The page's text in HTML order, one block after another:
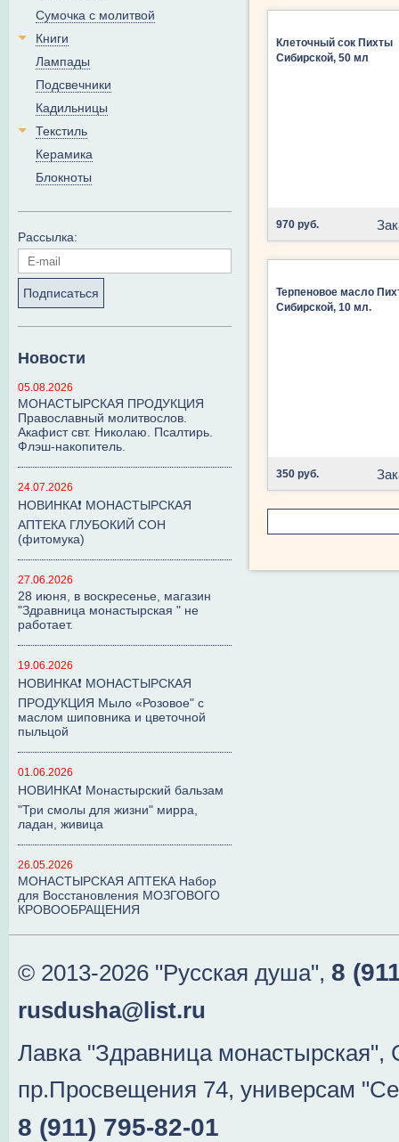
Сумочка с молитвой
Книги
Лампады
Подсвечники
Кадильницы
Текстиль
Керамика
Блокноты
Рассылка:
Подписаться
Новости
05.08.2026
МОНАСТЫРСКАЯ ПРОДУКЦИЯ
Православный молитвослов.
Акафист свт. Николаю. Псалтирь.
Флэш-накопитель.
24.07.2026
НОВИНКА❗ МОНАСТЫРСКАЯ
АПТЕКА ГЛУБОКИЙ СОН
(фитомука)
27.06.2026
28 июня, в воскресенье, магазин
"Здравница монастырская " не
работает.
19.06.2026
НОВИНКА❗ МОНАСТЫРСКАЯ
ПРОДУКЦИЯ Мыло «Розовое" с
маслом шиповника и цветочной
пыльцой
01.06.2026
НОВИНКА❗ Монастырский бальзам
"Три смолы для жизни" мирра,
ладан, живица
26.05.2026
МОНАСТЫРСКАЯ АПТЕКА Набор
для Восстановления МОЗГОВОГО
КРОВООБРАЩЕНИЯ
Клеточный сок Пихты
Сибирской, 50 мл
970 руб.
Терпеновое масло
Сибирской, 10 мл.
350 руб.
© 2013-2026 "Русская душа", 8
rusdusha@list.ru
Лавка "Здравница монастырская",
пр.Просвещения 74, универсам
8 (911) 795-82-01